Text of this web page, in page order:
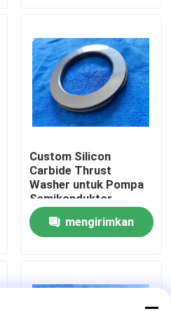
Custom Silicon
Carbide Thrust
Washer untuk Pompa
Semikonduktor
mengirimkan